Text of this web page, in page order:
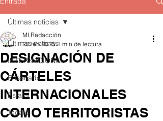
Últimas noticias
INTERNACIONAL
Ensenada
Estatal
Tecate
Últimas noticias
DESIGNACIÓN DE
CÁRTELES
INTERNACIONALES
COMO TERRITORISTAS
MI Redacción
20 feb 2025 1 min de lectura